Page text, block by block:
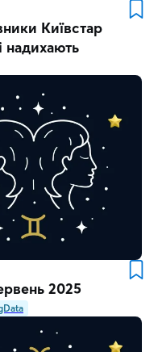
Київстар
надихають
2025